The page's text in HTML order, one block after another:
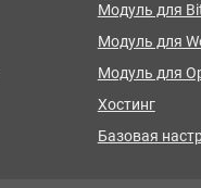
Модуль для
Модуль для
Модуль для
Хостинг
Базовая